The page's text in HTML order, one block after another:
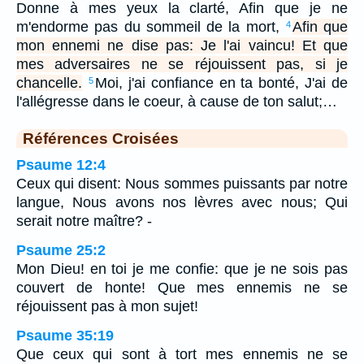
Donne à mes yeux la clarté, Afin que je ne
m'endorme pas du sommeil de la mort,
4Afin que
mon ennemi ne dise pas: Je l'ai vaincu! Et que
mes adversaires ne se réjouissent pas, si je
chancelle.
5 Moi, j'ai confiance en ta bonté, J'ai de
l'allégresse dans le coeur, à cause de ton salut;…
Références Croisées
Psaume 12:4
Ceux qui disent: Nous sommes puissants par notre
langue, Nous avons nos lèvres avec nous; Qui
serait notre maître? -
Psaume 25:2
Mon Dieu! en toi je me confie: que je ne sois pas
couvert de honte! Que mes ennemis ne se
réjouissent pas à mon sujet!
Psaume 35:19
Que ceux qui sont à tort mes ennemis ne se